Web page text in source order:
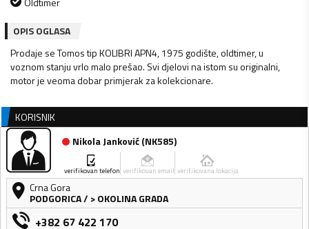
OPIS OGLASA
Prodaje se Tomos tip KOLIBRI APN4, 1975 godište, oldtimer, u
voznom stanju vrlo malo prešao. Svi djelovi na istom su originalni,
motor je veoma dobar primjerak za kolekcionare.
KORISNIK
Nikola Janković(NK585)
verifikovan telefon verifikovan email verifikovana lokacija
Crna Gora
PODGORICA/ > OKOLINA GRADA
+382 67 422 170